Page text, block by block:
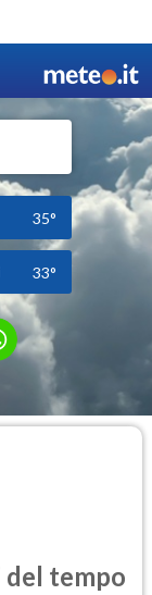
35°
33°
tempo